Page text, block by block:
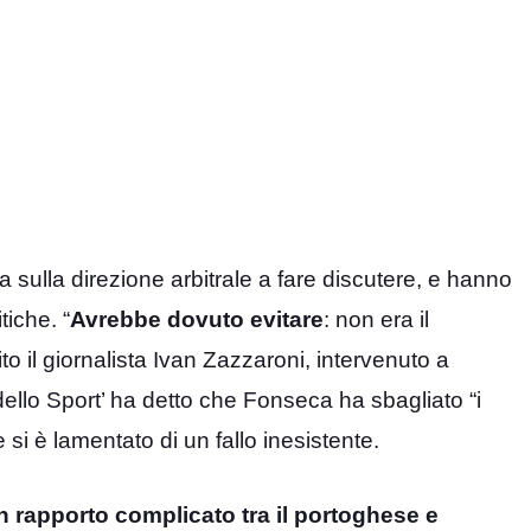
sulla direzione arbitrale a fare discutere, e hanno
“Avrebbe dovuto evitare: non era il
il giornalista Ivan Zazzaroni, intervenuto a
Sport’ ha detto che Fonseca ha sbagliato “i
si è lamentato di un fallo inesistente.
rapporto complicato tra il portoghese e